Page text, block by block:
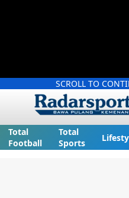
SCROLL TO
Total
Football
Total
Sports